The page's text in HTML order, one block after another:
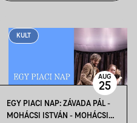
KULT
EGY PIACI NAP: ZÁVADA PÁL -
MOHÁCSI ISTVÁN - MOHÁCSI
AUG
25